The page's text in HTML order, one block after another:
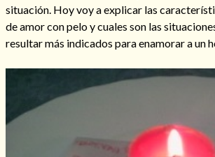
situación. Hoy voy a explicar las
de amor con pelo y cuales son las
resultar más indicados para enamorar a un